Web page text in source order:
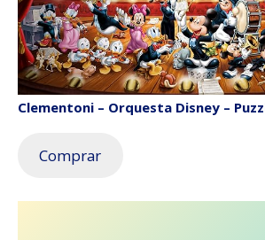
Clementoni – Orquesta Disney –
Comprar